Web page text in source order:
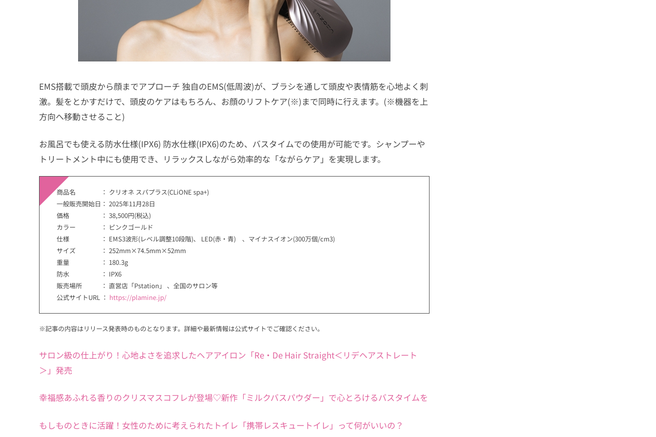
EMS搭載で頭皮から顔までアプローチ 独自のEMS(低周波)が、ブラシを通して頭皮や表情筋を心地よく刺
激。髪をとかすだけで、頭皮のケアはもちろん、お顔のリフトケア(※)まで同時に行えます。(※機器を上
方向へ移動させること)
お風呂でも使える防水仕様(IPX6) 防水仕様(IPX6)のため、バスタイムでの使用が可能です。シャンプーや
トリートメント中にも使用でき、リラックスしながら効率的な「ながらケア」を実現します。
商品名 ： クリオネ スパプラス(CLiONE spa+)
一般販売開始日： 2025年11月28日
価格 ： 38,500円(税込)
カラー ： ピンクゴールド
仕様 ： EMS3波形(レベル調整10段階)、 LED(赤・青) 、マイナスイオン(300万個/cm3)
サイズ ： 252mm×74.5mm×52mm
重量 ： 180.3g
防水 ： IPX6
販売場所 ： 直営店「Pstation」 、全国のサロン等
公式サイトURL ： https://plamine.jp/
※記事の内容はリリース発表時のものとなります。詳細や最新情報は公式サイトでご確認ください。
サロン級の仕上がり！心地よさを追求したヘアアイロン「Re・De Hair Straight＜リデヘアストレート
＞」発売
幸福感あふれる香りのクリスマスコフレが登場♡新作「ミルクバスパウダー」で心とろけるバスタイムを
もしものときに活躍！女性のために考えられたトイレ「携帯レスキュートイレ」って何がいいの？